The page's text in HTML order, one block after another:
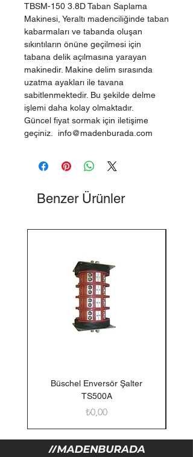
TBSM-150 3.8D Taban Saplama
Makinesi, Yeraltı madenciliğinde taban
kabarmaları ve tabanda oluşan
sıkıntıların önüne geçilmesi için
tabana delik açılmasına yarayan
makinedir. Makine delim sırasında
uzatma ayakları ile tavana
sabitlenmektedir. Bu şekilde delme
işlemi daha kolay olmaktadır.
Güncel fiyat sormak için iletişime
geçiniz. info@madenburada.com
Benzer Ürünler
Büschel Enversör Şalter
TS500A
Fiyat
₺0,00